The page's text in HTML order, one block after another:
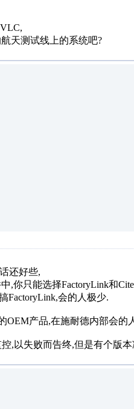
天测试线上的系统吧?
还好些,
,你只能选择FactoryLink和
FactoryLink,会的人极少.
OEM产品,在施耐德内部会的
,以失败而告终,但是有个版